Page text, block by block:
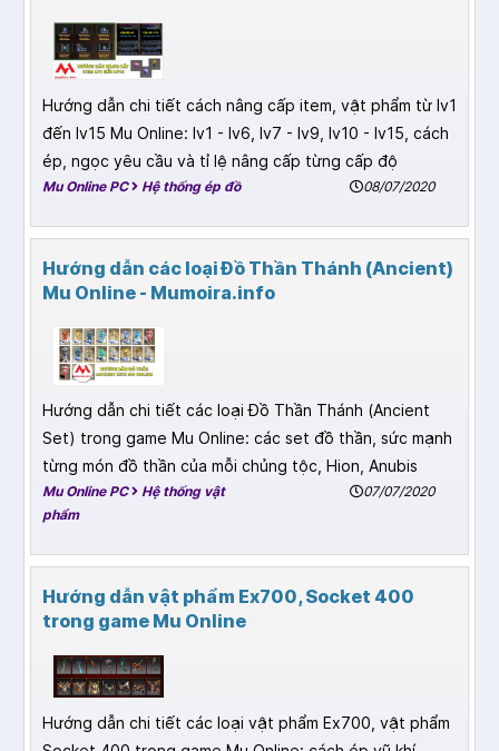
Hướng dẫn chi tiết cách nâng cấp item, vật phẩm từ lv1
đến lv15 Mu Online: lv1 - lv6, lv7 - lv9, lv10 - lv15, cách
ép, ngọc yêu cầu và tỉ lệ nâng cấp từng cấp độ
Mu Online PC Hệ thống ép đồ 08/07/2020
Hướng dẫn các loại Đồ Thần Thánh (Ancient)
Mu Online - Mumoira.info
Hướng dẫn chi tiết các loại Đồ Thần Thánh (Ancient
Set) trong game Mu Online: các set đồ thần, sức mạnh
từng món đồ thần của mỗi chủng tộc, Hion, Anubis
Mu Online PC
Hệ thống vật
phẩm
07/07/2020
Hướng dẫn vật phẩm Ex700, Socket 400
trong game Mu Online
Hướng dẫn chi tiết các loại vật phẩm Ex700, vật phẩm